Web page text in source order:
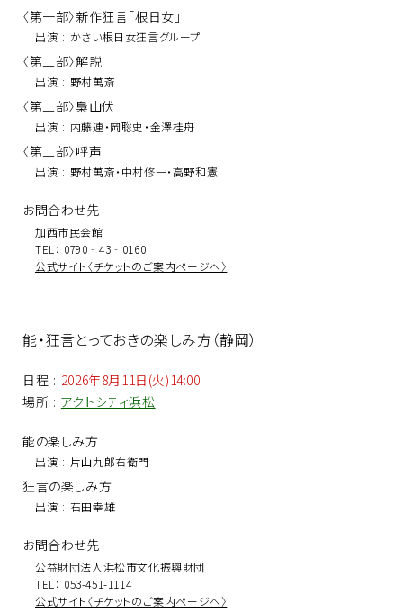
〈第一部〉新作狂言「根日女」
出演 : かさい根日女狂言グループ
〈第二部〉解説
出演 : 野村萬斎
〈第二部〉梟山伏
出演 : 内藤連・岡聡史・金澤桂舟
〈第二部〉呼声
出演 : 野村萬斎・中村修一・高野和憲
お問合わせ先
加西市民会館
TEL： 0790‐43‐0160
公式サイト〈チケットのご案内ページへ〉
能・狂言とっておきの楽しみ方（静岡）
日程 : 2026年8月11日(火)14:00
場所 : アクトシティ浜松
能の楽しみ方
出演 : 片山九郎右衛門
狂言の楽しみ方
出演 : 石田幸雄
お問合わせ先
公益財団法人浜松市文化振興財団
TEL： 053-451-1114
公式サイト〈チケットのご案内ページへ〉